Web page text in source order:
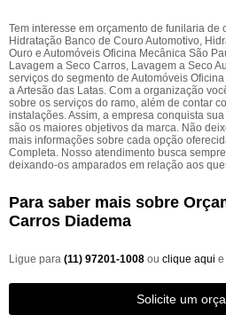
Tem interesse em orçamento de funilaria de
Hidratação Banco de Couro Automotivo,
Ouro e Automóveis Oficina Mecânica São
Lavagem a Seco Carros, Lavagem a Seco
serviços do segmento de Automóveis
a Artesão das Latas. Com a organização
sobre os serviços do ramo, além de contar
instalações. Assim, a empresa conquista
são os maiores objetivos da marca. Não
mais informações sobre cada opção
Completa. Nosso atendimento busca
deixando-os amparados em relação aos
Para saber mais sobre
Carros Diadema
Ligue para (11) 97201-1008 ou clique aqui e
Solicite um